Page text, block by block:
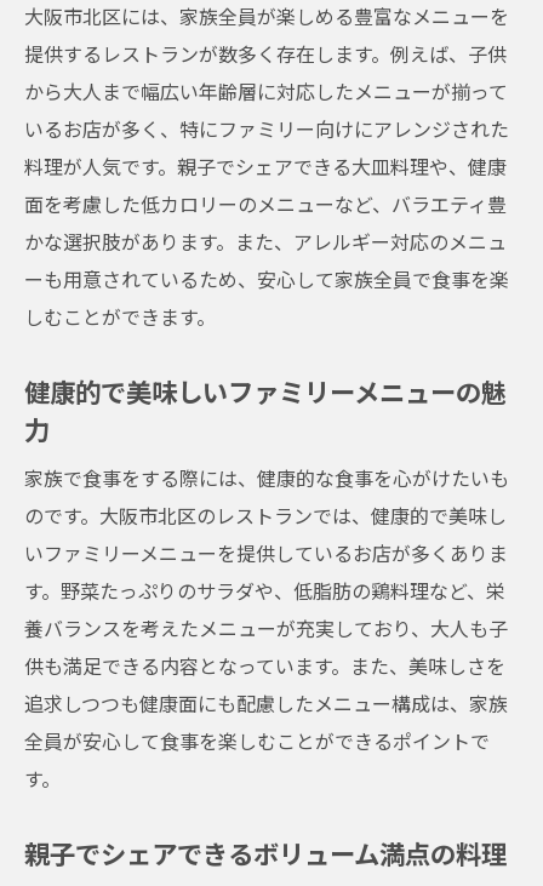
トランガイド
子供連れに最適な広々としたレストラン
親子で楽しめるアクティビティ付きレスト
ラン
健康志向の家族向けレストラン特集
家族で楽しむ本格和食のレストラン
親子で挑戦！クッキング体験ができるレス
トラン
び
ー特集
親子で楽しむランチメニュー特集
ディナータイムのおすすめファミリーメニ
ュー
子供が喜ぶデザートメニュー特集
大人も満足のこだわりメニュー
食育に役立つバランスメニュー
親子で作る体験型メニュー特集
味しいメニュー
大阪市北区には、家族全員が楽しめる豊富なメニューを
提供するレストランが数多く存在します。例えば、子供
から大人まで幅広い年齢層に対応したメニューが揃って
いるお店が多く、特にファミリー向けにアレンジされた
料理が人気です。親子でシェアできる大皿料理や、健康
面を考慮した低カロリーのメニューなど、バラエティ豊
かな選択肢があります。また、アレルギー対応のメニュ
ーも用意されているため、安心して家族全員で食事を楽
しむことができます。
健康的で美味しいファミリーメニューの魅
力
家族で食事をする際には、健康的な食事を心がけたいも
のです。大阪市北区のレストランでは、健康的で美味し
いファミリーメニューを提供しているお店が多くありま
す。野菜たっぷりのサラダや、低脂肪の鶏料理など、栄
養バランスを考えたメニューが充実しており、大人も子
供も満足できる内容となっています。また、美味しさを
追求しつつも健康面にも配慮したメニュー構成は、家族
全員が安心して食事を楽しむことができるポイントで
す。
親子でシェアできるボリューム満点の料理